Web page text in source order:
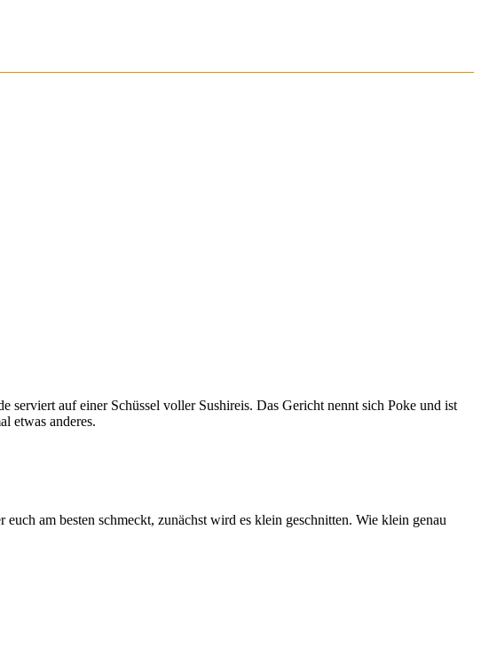
auf einer Schüssel voller Sushireis. Das Gericht nennt sich Poke und ist
etwas anderes.
am besten schmeckt, zunächst wird es klein geschnitten. Wie klein genau